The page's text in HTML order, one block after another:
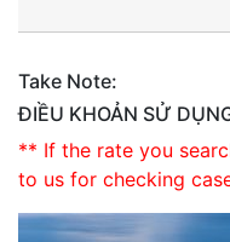
Take Note:
ĐIỀU KHOẢN SỬ
** If the rate you
to us for checking